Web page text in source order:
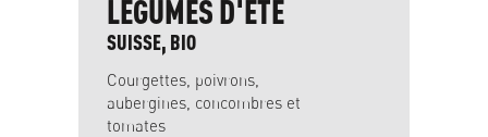
LÉGUMES D'ÉTÉ
SUISSE, BIO
Courgettes, poivrons,
aubergines, concombres et
tomates